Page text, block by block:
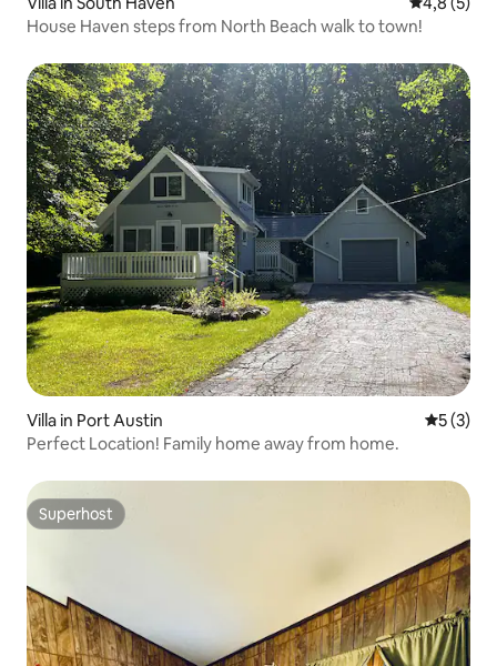
House Haven steps from North Beach walk to town!
Villa in Port Austin
5 (3)
Perfect Location! Family home away from home.
Superhost
Superhost